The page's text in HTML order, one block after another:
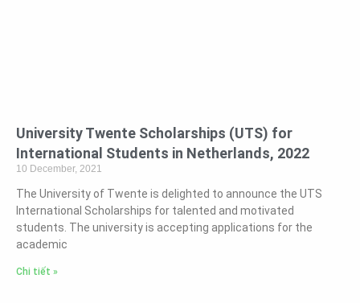
University Twente Scholarships (UTS) for
International Students in Netherlands, 2022
10 December, 2021
The University of Twente is delighted to announce the UTS
International Scholarships for talented and motivated
students. The university is accepting applications for the
academic
Chi tiết »